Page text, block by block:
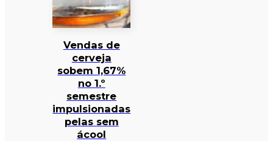
Vendas de
cerveja
sobem 1,67%
no 1.º
semestre
impulsionadas
pelas sem
ácool